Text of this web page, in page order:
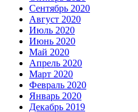
Сентябрь 2020
Август 2020
Июль 2020
Июнь 2020
Май 2020
Апрель 2020
Март 2020
Февраль 2020
Январь 2020
Декабрь 2019